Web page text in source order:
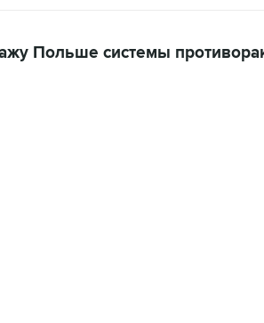
Польше системы